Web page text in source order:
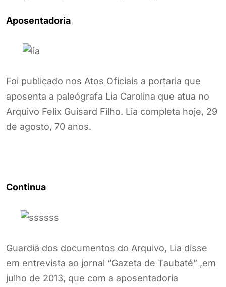
Aposentadoria
Foi publicado nos Atos Oficiais a portaria que
aposenta a paleógrafa Lia Carolina que atua no
Arquivo Felix Guisard Filho. Lia completa hoje, 29
de agosto, 70 anos.
Continua
Guardiã dos documentos do Arquivo, Lia disse
em entrevista ao jornal “Gazeta de Taubaté” ,em
julho de 2013, que com a aposentadoria